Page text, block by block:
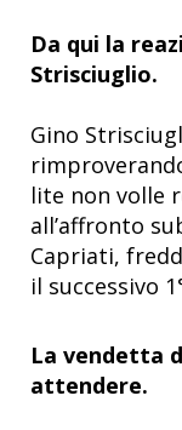
Da qui la
Strisciuglio.
Gino
lite non volle
all’affronto
Capriati,
il successivo
La vendetta
attendere.